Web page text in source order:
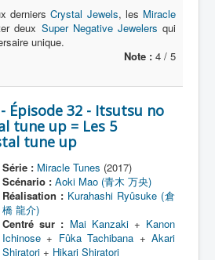
derniersCrystal Jewels, les Miracle
deux Super Negative Jewelers qui
unique.
Note : 4 / 5
Épisode 32 - Itsutsu no
tune up = Les 5
tune up
Série : Miracle Tunes (2017)
Scénario : Aoki Mao (青木 万央)
Réalisation : Kurahashi Ryûsuke (倉
橋 龍介)
Centré sur : Mai Kanzaki+ Kanon
Ichinose+ Fûka Tachibana +Akari
Shiratori+ Hikari Shiratori